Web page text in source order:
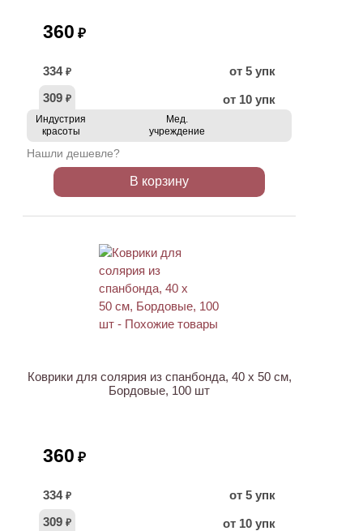
360 ₽
334 ₽
от 5 упк
309 ₽ от 10 упк
Индустрия
красоты
Мед.
учреждение
Нашли дешевле?
В корзину
Коврики для солярия из спанбонда, 40 x 50 см,
Бордовые, 100 шт
360 ₽
334 ₽
от 5 упк
309 ₽ от 10 упк